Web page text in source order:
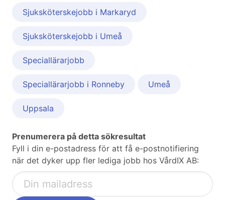
Sjuksköterskejobb i Markaryd
Sjuksköterskejobb i Umeå
Speciallärarjobb
Speciallärarjobb i Ronneby Umeå
Uppsala
Prenumerera på detta sökresultat
Fyll i din e-postadress för att få e-postnotifiering
när det dyker upp fler lediga jobb hos VårdIX AB: